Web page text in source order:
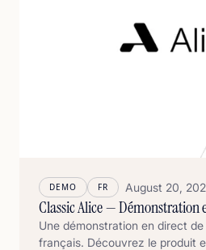
DEMO FR August 20,
Classic Alice — Démonstration
Une démonstration en direct
français. Découvrez le produit